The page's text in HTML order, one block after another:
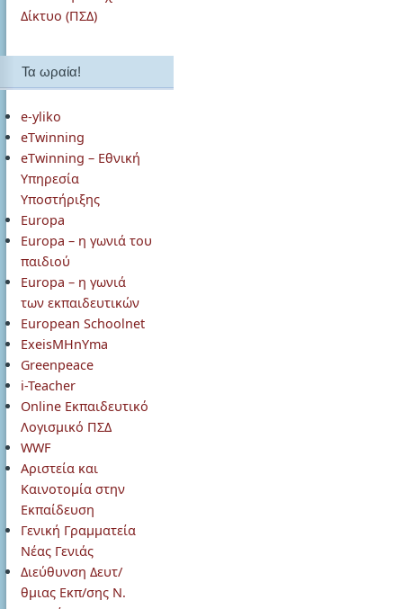
Δίκτυο (ΠΣΔ)
Τα ωραία!
e-yliko
eTwinning
eTwinning – Εθνική
Υπηρεσία
Υποστήριξης
Europa
Europa – η γωνιά του
παιδιού
Europa – η γωνιά
των εκπαιδευτικών
European Schoolnet
ExeisMHnYma
Greenpeace
i-Teacher
Online Εκπαιδευτικό
Λογισμικό ΠΣΔ
WWF
Αριστεία και
Καινοτομία στην
Εκπαίδευση
Γενική Γραμματεία
Νέας Γενιάς
Διεύθυνση Δευτ/
θμιας Εκπ/σης Ν.